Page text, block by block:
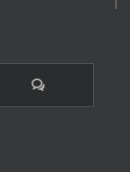
Komentari